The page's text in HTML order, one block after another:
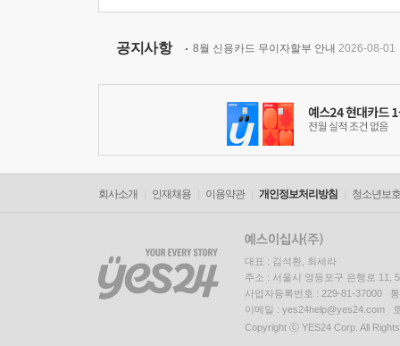
공지사항 8월 신용카드 무이자할부 안내 2026-08-01
회사소개 인재채용 이용약관 개인정보처리방침 청소년보
대표 : 김석환, 최세라
주소 : 서울시 영등포구 은행로 11,
사업자등록번호 : 229-81-37000
이메일 : yes24help@yes24.com
Copyright ⓒ YES24 Corp. All